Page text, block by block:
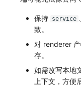
保持 service
致。
对 renderer
存。
如需改写本地
上下文，方便